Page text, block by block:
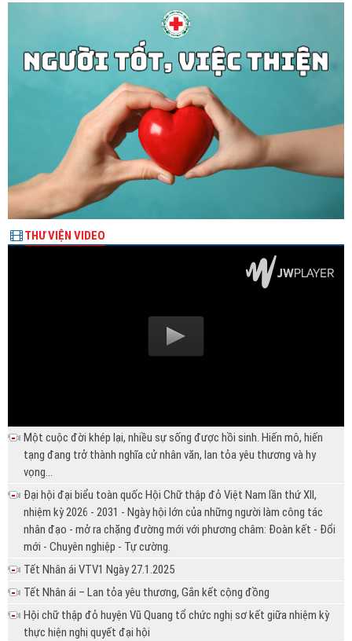
THƯ VIỆN VIDEO
Một cuộc đời khép lại, nhiều sự sống được hồi sinh. Hiến mô, hiến
tạng đang trở thành nghĩa cử nhân văn, lan tỏa yêu thương và hy
vọng...
Đại hội đại biểu toàn quốc Hội Chữ thập đỏ Việt Nam lần thứ XII,
nhiệm kỳ 2026 - 2031 - Ngày hội lớn của những người làm công tác
nhân đạo - mở ra chặng đường mới với phương châm: Đoàn kết - Đổi
mới - Chuyên nghiệp - Tự cường.
Tết Nhân ái VTV1 Ngày 27.1.2025
Tết Nhân ái – Lan tỏa yêu thương, Gắn kết cộng đồng
Hội chữ thập đỏ huyện Vũ Quang tổ chức nghị sơ kết giữa nhiệm kỳ
thực hiện nghị quyết đại hội